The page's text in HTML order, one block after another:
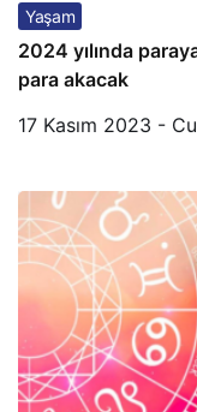
Yaşam
2024 yılında
para akacak
17 Kasım 2023 -